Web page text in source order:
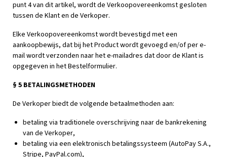
punt 4 van dit artikel, wordt de Verkoopovereenkomst gesloten
tussen de Klant en de Verkoper.
Elke Verkoopovereenkomst wordt bevestigd met een
aankoopbewijs, dat bij het Product wordt gevoegd en/of per e-
mail wordt verzonden naar het e-mailadres dat door de Klant is
opgegeven in het Bestelformulier.
§ 5 BETALINGSMETHODEN
De Verkoper biedt de volgende betaalmethoden aan:
betaling via traditionele overschrijving naar de bankrekening
van de Verkoper,
betaling via een elektronisch betalingssysteem (AutoPay S.A.,
Stripe, PayPal.com),